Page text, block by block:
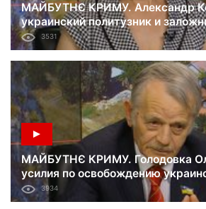
МАЙБУТНЄ КРИМУ. Александр
украинский политузник и
Гость Лариса Кольченко.
3531
МАЙБУТНЄ КРИМУ. Голодовка
усилия по освобождению
политузников. Гость Мустафа
09.06.18
3934